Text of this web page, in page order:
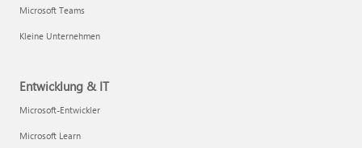
Microsoft Teams
Kleine Unternehmen
Entwicklung & IT
Microsoft-Entwickler
Microsoft Learn